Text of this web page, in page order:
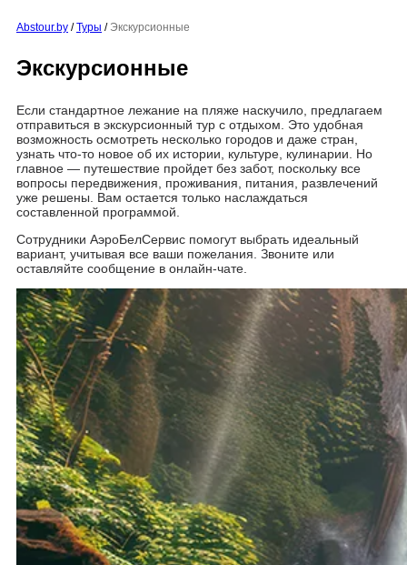
Abstour.by / Туры / Экскурсионные
Экскурсионные
Если стандартное лежание на пляже наскучило, предлагаем
отправиться в экскурсионный тур с отдыхом. Это удобная
возможность осмотреть несколько городов и даже стран,
узнать что-то новое об их истории, культуре, кулинарии. Но
главное — путешествие пройдет без забот, поскольку все
вопросы передвижения, проживания, питания, развлечений
уже решены. Вам остается только наслаждаться
составленной программой.
Сотрудники АэроБелСервис помогут выбрать идеальный
вариант, учитывая все ваши пожелания. Звоните или
оставляйте сообщение в онлайн-чате.